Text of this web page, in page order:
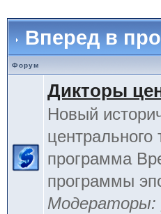
Вперед в
Форум
Дикторы
Новый
программа
программы
Модераторы: